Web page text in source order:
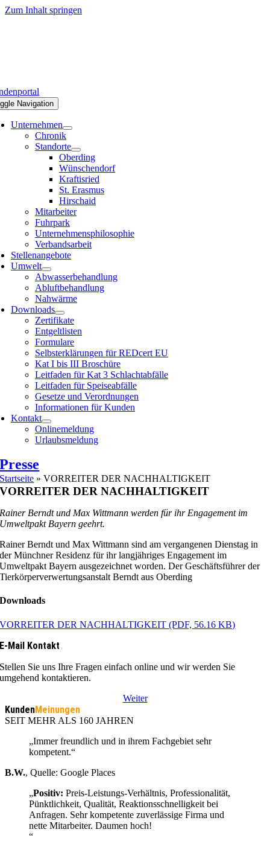
Zum Inhalt springen
Navigation
Unternehmen
Chronik
Standorte
Oberding
Wünschendorf
Kraftisried
St. Erasmus
Hirschaid
Mitarbeiter
Fuhrpark
Unternehmensphilosophie
Verbandsarbeit
Stellenangebote
Umwelt
Abwasserbehandlung
Abluftbehandlung
Nahwärme
Downloads
Zertifikate
Entgeltlisten
Formulare
Selbsterklärungen für REDcert EU
Kat I bis III Broschüre
Leitfaden für Kat 3 Schlachtabfälle
Leitfaden für Speiseabfälle
Gesetze und Verordnungen
Informationen für Kunden
Kontakt
Onlinemeldung
Urlaubsmeldung
Presse
Startseite »VORREITER DER NACHHALTIGKEIT
VORREITER DER NACHHALTIGKEIT
Rainer Berndt und Max Wittmann werden für ihr Engagement im
Umweltpakt Bayern geehrt.
Rainer Berndt und Max Wittmann sind am vergangenen Dienstag in
der Münchner Residenz für ihr langjähriges Engagement im
Umweltpakt Bayern ausgezeichnet worden. Der Geschäftsführer der
Tierkörperverwertungsanstalt Berndt aus Oberding
Downloads
VORREITER DER NACHHALTIGKEIT(PDF, 56.16 KB)
E-Mail Kontakt
Stellen Sie uns Ihre Fragen einfach online und wir werden Sie
umgehend kontaktieren.
Weiter
KundenMeinungen
SEIT MEHR ALS 160 JAHREN
„Immer freundlich und in ihrem Fachgebiet sehr
kompetent.“
B.W., Quelle: Google Places
„Positiv: Preis-Leistungs-Verhältnis, Professionalität,
Pünktlichkeit, Qualität, Reaktionsschnelligkeit bei
Anfragen. Sehr kompetente zuverlässige Firma und
nette Mitarbeiter. Daumen hoch!
“